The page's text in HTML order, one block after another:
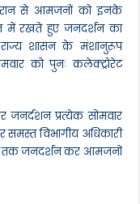
से आमजनों को इनके
में रखते हुए जनदर्शन का
राज्य शासन के मंशानुरूप
को पुनः कलेक्ट्रोरेट
प्रत्येक सोमवार
समस्त विभागीय अधिकारी
तक जनदर्शन कर आमजनों